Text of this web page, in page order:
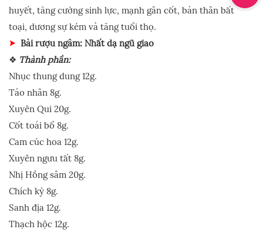
huyết, tăng cường sinh lực, mạnh gân cốt, bán thân bất
toại, dương sự kém và tăng tuổi thọ.
Bài rượu ngâm: Nhất dạ ngũ giao
❖ Thành phần:
Nhục thung dung 12g.
Táo nhân 8g.
Xuyên Qui 20g.
Cốt toái bổ 8g.
Cam cúc hoa 12g.
Xuyên ngưu tất 8g.
Nhị Hồng sâm 20g.
Chích kỳ 8g.
Sanh địa 12g.
Thạch hộc 12g.